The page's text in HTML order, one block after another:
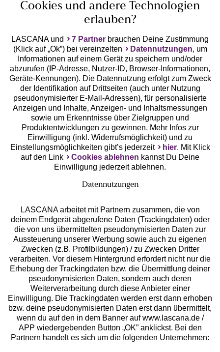
Geprüfte Sicherheit
Unsere Apps
Services
Beratung
Über uns
Rechtliches
Cookies und andere Technologien
erlauben?
LASCANA und 7 Partner brauchen Deine Zustimmung
(Klick auf „Ok”) bei vereinzelten
Datennutzungen, um
Informationen auf einem Gerät zu speichern und/oder
abzurufen (IP-Adresse, Nutzer-ID, Browser-Informationen,
Geräte-Kennungen). Die Datennutzung erfolgt zum Zweck
der Identifikation auf Drittseiten (auch unter Nutzung
pseudonymisierter E-Mail-Adressen), für personalisierte
Anzeigen und Inhalte, Anzeigen- und Inhaltsmessungen
sowie um Erkenntnisse über Zielgruppen und
Produktentwicklungen zu gewinnen. Mehr Infos zur
Einwilligung (inkl. Widerrufsmöglichkeit) und zu
Einstellungsmöglichkeiten gibt’s jederzeit
hier. Mit Klick
auf den Link
Cookies ablehnen kannst Du Deine
Einwilligung jederzeit ablehnen.
Datennutzungen
LASCANA arbeitet mit Partnern zusammen, die von
deinem Endgerät abgerufene Daten (Trackingdaten) oder
die von uns übermittelten pseudonymisierten Daten zur
Aussteuerung unserer Werbung sowie auch zu eigenen
Zwecken (z.B. Profilbildungen) / zu Zwecken Dritter
verarbeiten. Vor diesem Hintergrund erfordert nicht nur die
Erhebung der Trackingdaten bzw. die Übermittlung deiner
pseudonymisierten Daten, sondern auch deren
Weiterverarbeitung durch diese Anbieter einer
Einwilligung. Die Trackingdaten werden erst dann erhoben
bzw. deine pseudonymisierten Daten erst dann übermittelt,
wenn du auf den in dem Banner auf www.lascana.de /
APP wiedergebenden Button „OK” anklickst. Bei den
Partnern handelt es sich um die folgenden Unternehmen: